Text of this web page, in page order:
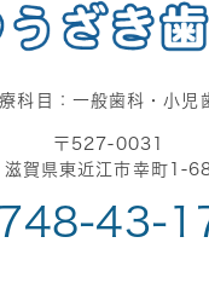
科目：一般歯科・小児
〒527-0031
滋賀県東近江市幸町1-
43-